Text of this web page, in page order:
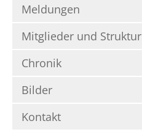
Meldungen
Mitglieder und Struktur
Chronik
Bilder
Kontakt